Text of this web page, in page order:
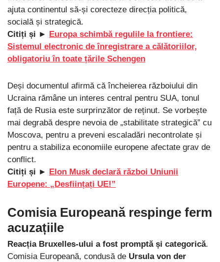
ajuta continentul să-și corecteze direcția politică,
socială și strategică.
Citiți și ►
Europa schimbă regulile la frontiere:
Sistemul electronic de înregistrare a călătoriilor,
obligatoriu în toate țările Schengen
Deși documentul afirmă că încheierea războiului din
Ucraina rămâne un interes central pentru SUA, tonul
față de Rusia este surprinzător de reținut. Se vorbește
mai degrabă despre nevoia de „stabilitate strategică” cu
Moscova, pentru a preveni escaladări necontrolate și
pentru a stabiliza economiile europene afectate grav de
conflict.
Citiți și ►
Elon Musk declară război Uniunii
Europene: „Desființați UE!”
Comisia Europeană respinge ferm
acuzațiile
Reacția Bruxelles-ului a fost promptă și categorică.
Comisia Europeană, condusă de Ursula von der